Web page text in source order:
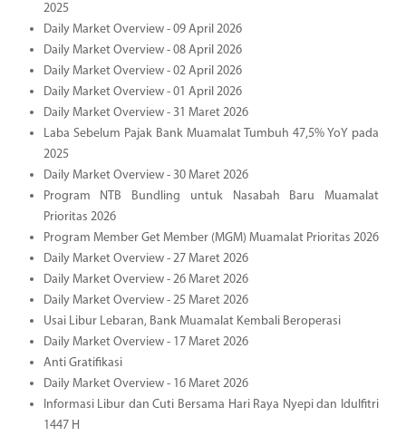
2025
Daily Market Overview - 09 April 2026
Daily Market Overview - 08 April 2026
Daily Market Overview - 02 April 2026
Daily Market Overview - 01 April 2026
Daily Market Overview - 31 Maret 2026
Laba Sebelum Pajak Bank Muamalat Tumbuh 47,5% YoY pada
2025
Daily Market Overview - 30 Maret 2026
Program NTB Bundling untuk Nasabah Baru Muamalat
Prioritas 2026
Program Member Get Member (MGM) Muamalat Prioritas 2026
Daily Market Overview - 27 Maret 2026
Daily Market Overview - 26 Maret 2026
Daily Market Overview - 25 Maret 2026
Usai Libur Lebaran, Bank Muamalat Kembali Beroperasi
Daily Market Overview - 17 Maret 2026
Anti Gratifikasi
Daily Market Overview - 16 Maret 2026
Informasi Libur dan Cuti Bersama Hari Raya Nyepi dan Idulfitri
1447 H